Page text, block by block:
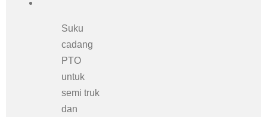
Suku
cadang
PTO
untuk
semi truk
dan